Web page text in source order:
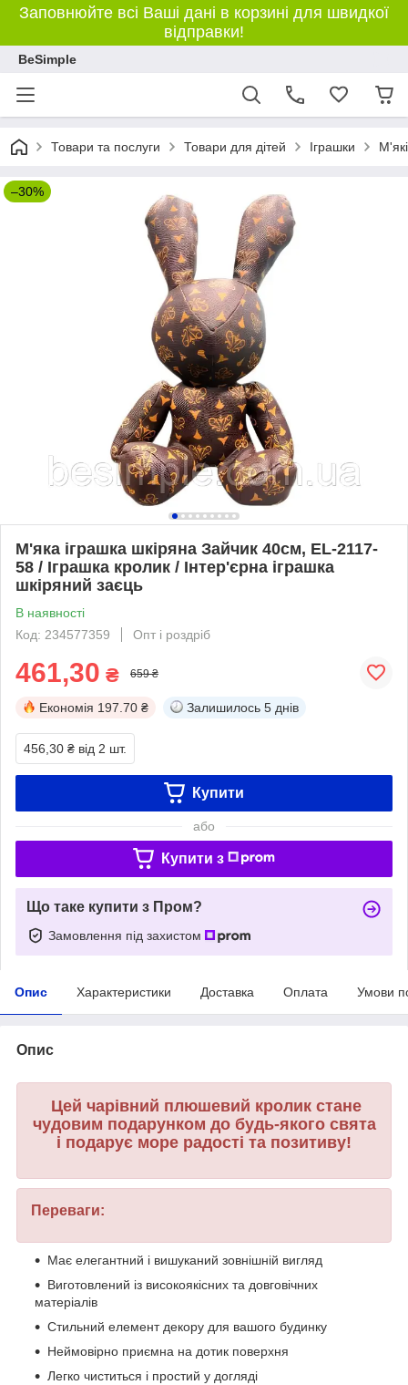
Заповнюйте всі Ваші дані в корзині для швидкої
відправки!
BeSimple
Товари та послуги Товари для дітей Іграшки
–30%
М'яка іграшка шкіряна Зайчик 40см, EL-2117-
58 / Іграшка кролик / Інтер'єрна іграшка
шкіряний заєць
В наявності
Код: 234577359
Опт і роздріб
461,30 ₴ 659 ₴
Економія 197.70 ₴ Залишилось 5 днів
456,30 ₴ від 2 шт.
Купити
або
Купити з
Що таке купити з Пром?
Замовлення під захистом
Опис Характеристики Доставка Оплата Умови
Опис
Цей чарівний плюшевий кролик стане
чудовим подарунком до будь-якого свята
і подарує море радості та позитиву!
Переваги:
Має елегантний і вишуканий зовнішній вигляд
Виготовлений із високоякісних та довговічних
матеріалів
Стильний елемент декору для вашого будинку
Неймовірно приємна на дотик поверхня
Легко чиститься і простий у догляді